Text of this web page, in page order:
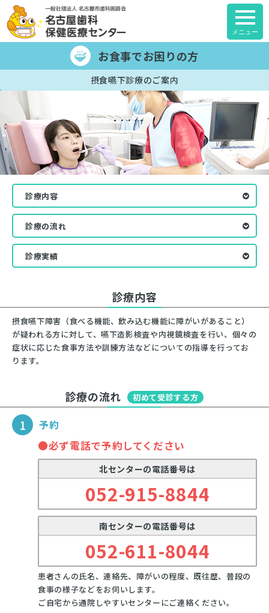
メニュー
お食事でお困りの方
摂食嚥下診療のご案内
診療内容
診療の流れ
診療実績
診療内容
摂食嚥下障害（食べる機能、飲み込む機能に障がいがあること）
が疑われる方に対して、嚥下造影検査や内視鏡検査を行い、個々の
症状に応じた食事方法や訓練方法などについての指導を行ってお
ります。
診療の流れ 初めて受診する方
1
予約
●必ず電話で予約してください
北センターの電話番号は
052-915-8844
南センターの電話番号は
052-611-8044
患者さんの氏名、連絡先、障がいの程度、既往歴、普段の
食事の様子などをお伺いします。
ご自宅から通院しやすいセンターにご連絡ください。